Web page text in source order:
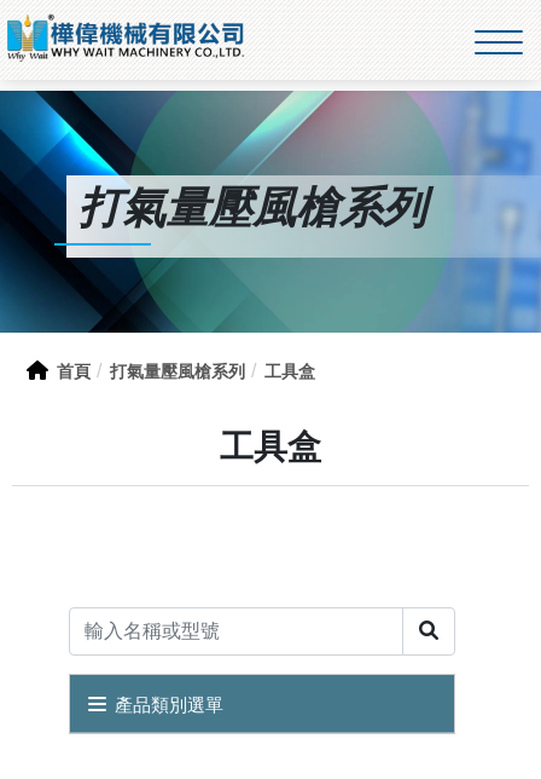
打氣量壓風槍系列
首頁 打氣量壓風槍系列 工具盒
工具盒
產品類別選單